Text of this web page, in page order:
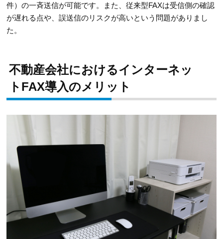
件）の一斉送信が可能です。また、従来型FAXは受信側の確認
が遅れる点や、誤送信のリスクが高いという問題がありまし
た。
不動産会社におけるインターネッ
トFAX導入のメリット